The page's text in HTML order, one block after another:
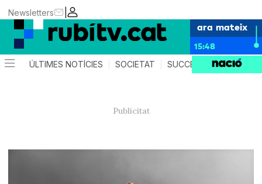
|
Newsletters
ara mateix
15:48
ÚLTIMES NOTÍCIES SOCIETAT SUCCESSOS